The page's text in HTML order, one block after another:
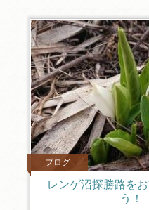
ブログ
レンゲ沼探勝路を
う！